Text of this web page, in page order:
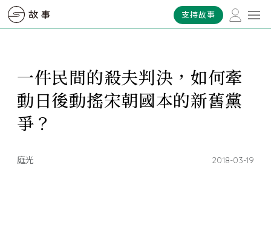
支持故事
一件民間的殺夫判決，如何牽
動日後動搖宋朝國本的新舊黨
爭？
庭光 2018-03-19